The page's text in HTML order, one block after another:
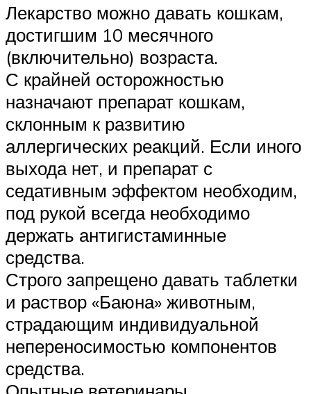
Лекарство можно давать кошкам,
достигшим 10 месячного
(включительно) возраста.
С крайней осторожностью
назначают препарат кошкам,
склонным к развитию
аллергических реакций. Если иного
выхода нет, и препарат с
седативным эффектом необходим,
под рукой всегда необходимо
держать антигистаминные
средства.
Строго запрещено давать таблетки
и раствор «Баюна» животным,
страдающим индивидуальной
непереносимостью компонентов
средства.